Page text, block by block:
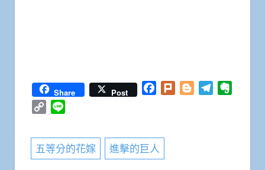
Share Post Facebook
Plurk BloggerTelegram
Copy
五等分的花嫁 進擊的巨人